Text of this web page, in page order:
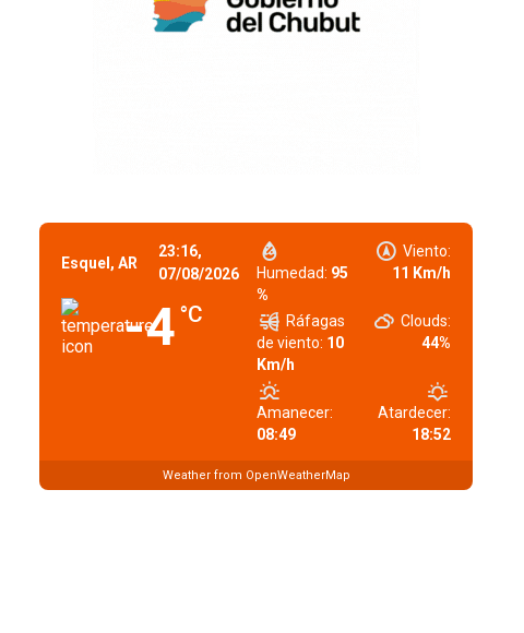
Esquel, AR
23:16,
07/08/2026
-4 °C
Humedad: 95
%
Viento:
11 Km/h
Ráfagas
de viento: 10
Km/h
Clouds:
44%
Amanecer:
08:49
Atardecer:
18:52
Weather from OpenWeatherMap